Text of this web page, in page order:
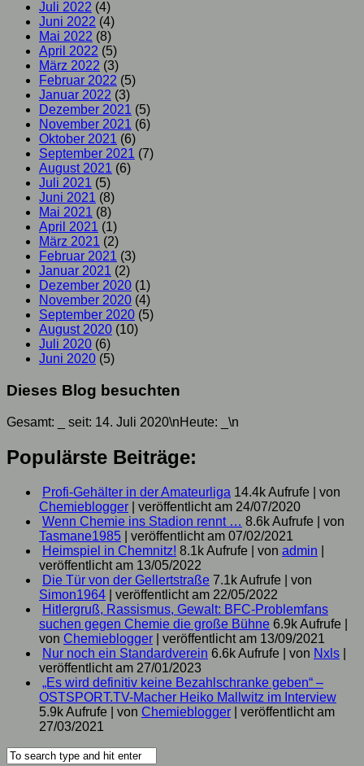
Juli 2022 (4)
Juni 2022 (4)
Mai 2022 (8)
April 2022 (5)
März 2022 (3)
Februar 2022 (5)
Januar 2022 (3)
Dezember 2021 (5)
November 2021 (6)
Oktober 2021 (6)
September 2021 (7)
August 2021 (6)
Juli 2021 (5)
Juni 2021 (8)
Mai 2021 (8)
April 2021 (1)
März 2021 (2)
Februar 2021 (3)
Januar 2021 (2)
Dezember 2020 (1)
November 2020 (4)
September 2020 (5)
August 2020 (10)
Juli 2020 (6)
Juni 2020 (5)
Dieses Blog besuchten
Gesamt: seit: 14. Juli 2020\nHeute: \n
Populärste Beiträge:
Profi-Gehälter in der Amateurliga 14.4k Aufrufe
von
Chemieblogger
veröffentlicht am 24/07/2020
Wenn Chemie ins Stadion rennt … 8.6k Aufrufe
von
Tasmane1985
veröffentlicht am 07/02/2021
Heimspiel in Chemnitz! 8.1k Aufrufe von admin
veröffentlicht am 13/05/2022
Die Tür von der Gellertstraße 7.1k Aufrufe
von
Simon1964
veröffentlicht am 22/05/2022
Hitlergruß, Rassismus, Gewalt: BFC-Problemfans
suchen gegen Chemie die große Bühne 6.9k Aufrufe
von Chemieblogger
veröffentlicht am 13/09/2021
Nur noch ein Standardverein 6.6k Aufrufe von Nxls
veröffentlicht am 27/01/2023
„Es wird definitiv keine Bezahlschranke geben“ –
OSTSPORT.TV-Macher Heiko Mallwitz im Interview
5.9k Aufrufe
von Chemieblogger
veröffentlicht am
27/03/2021